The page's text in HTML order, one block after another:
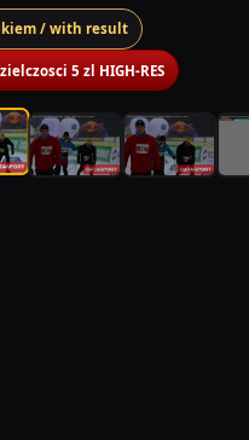
/ with result
5 zl HIGH-RES